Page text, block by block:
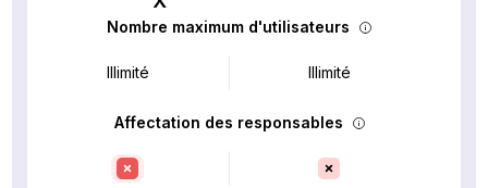
Nombre maximum d'utilisateurs
Illimité Illimité
Affectation des responsables